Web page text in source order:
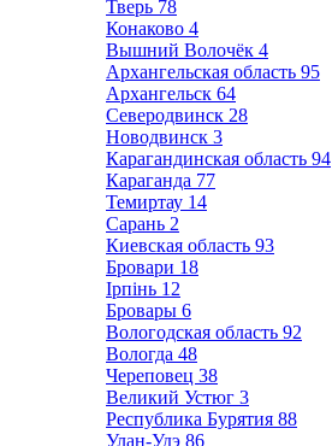
Тверь 78
Конаково 4
Вышний Волочёк 4
Архангельская область 95
Архангельск 64
Северодвинск 28
Новодвинск 3
Карагандинская область 94
Караганда 77
Темиртау 14
Сарань 2
Киевская область 93
Бровари 18
Ірпінь 12
Бровары 6
Вологодская область 92
Вологда 48
Череповец 38
Великий Устюг 3
Республика Бурятия 88
Улан-Удэ 86